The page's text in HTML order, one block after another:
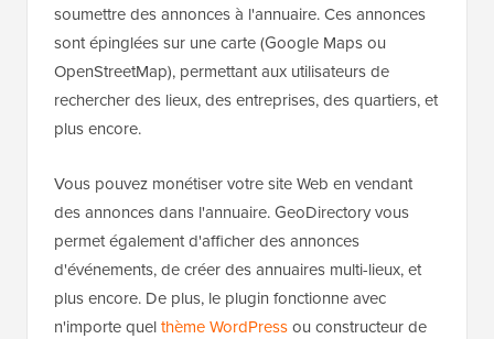
soumettre des annonces à l'annuaire. Ces annonces
sont épinglées sur une carte (Google Maps ou
OpenStreetMap), permettant aux utilisateurs de
rechercher des lieux, des entreprises, des quartiers, et
plus encore.
Vous pouvez monétiser votre site Web en vendant
des annonces dans l'annuaire. GeoDirectory vous
permet également d'afficher des annonces
d'événements, de créer des annuaires multi-lieux, et
plus encore. De plus, le plugin fonctionne avec
n'importe quelthème WordPressou constructeur de